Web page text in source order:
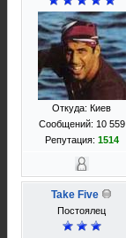
Откуда: Киев
Сообщений: 10 559
Репутация: 1514
Take Five
Постоялец